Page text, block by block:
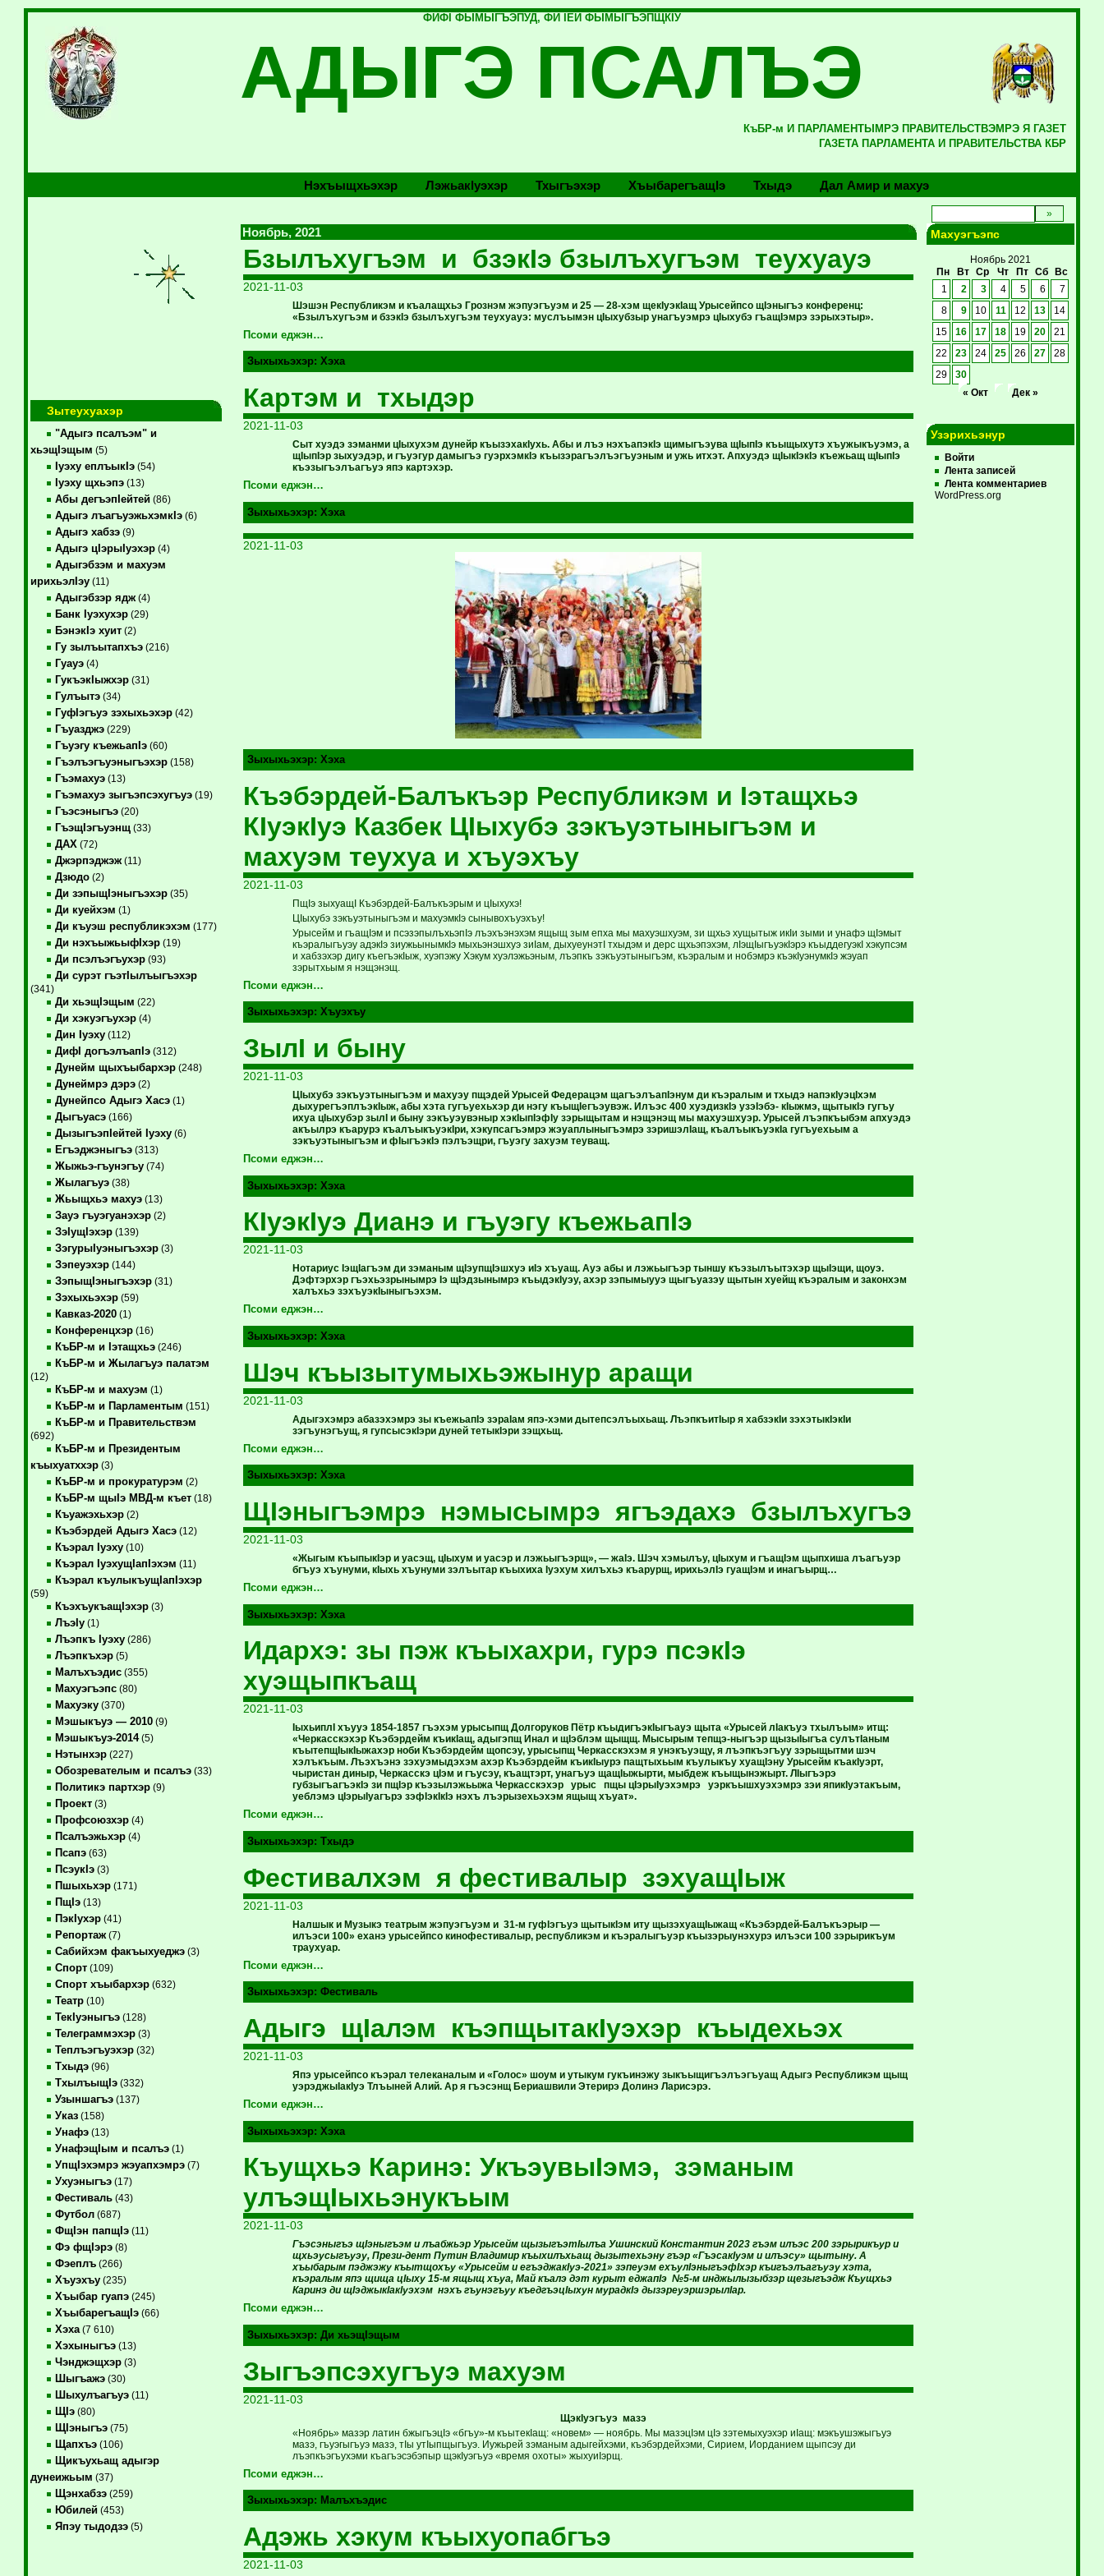
ФИФI ФЫМЫГЪЭПУД, ФИ IЕЙ ФЫМЫГЪЭПЩКIУ
АДЫГЭ ПСАЛЪЭ
КъБР-м И ПАРЛАМЕНТЫМРЭ ПРАВИТЕЛЬСТВЭМРЭ Я ГАЗЕТ
ГАЗЕТА ПАРЛАМЕНТА И ПРАВИТЕЛЬСТВА КБР
Нэхъыщхьэхэр Лэжьакlуэхэр Тхыгъэхэр Хъыбарегъащlэ Тхыдэ Дал Амир и махуэ
Зытеухуахэр
"Адыгэ псалъэм" и
хьэщIэщым (5)
Iуэху еплъыкIэ(54)
Iуэху щхьэпэ(13)
Абы дегъэпIейтей(86)
Адыгэ лъагъуэжьхэмкIэ(6)
Адыгэ хабзэ(9)
Адыгэ цIэрыIуэхэр(4)
Адыгэбзэм и махуэм
ирихьэлIэу(11)
Адыгэбзэр ядж(4)
Банк Iуэхухэр(29)
БэнэкIэ хуит(2)
Гу зылъытапхъэ(216)
Гуауэ(4)
ГукъэкIыжхэр(31)
Гулъытэ(34)
ГуфIэгъуэ зэхыхьэхэр(42)
Гъуазджэ(229)
Гъуэгу къежьапIэ(60)
Гъэлъэгъуэныгъэхэр(158)
Гъэмахуэ(13)
Гъэмахуэ зыгъэпсэхугъуэ(19)
Гъэсэныгъэ(20)
ГъэщIэгъуэнщ(33)
ДАХ (72)
Джэрпэджэж(11)
Дзюдо(2)
Ди зэпыщIэныгъэхэр(35)
Ди куейхэм (1)
Ди къуэш республикэхэм (177)
Ди нэхъыжьыфIхэр(19)
Ди псэлъэгъухэр(93)
Ди сурэт гъэтIылъыгъэхэр
(341)
Ди хьэщIэщым (22)
Ди хэкуэгъухэр(4)
Дин Iуэху(112)
ДифI догъэлъапIэ(312)
Дунейм щыхъыбархэр(248)
Дунеймрэ дэрэ(2)
Дунейпсо Адыгэ Хасэ(1)
Дыгъуасэ(166)
ДызыгъэпIейтей Iуэху(6)
Егъэджэныгъэ(313)
Жыжьэ-гъунэгъу(74)
Жылагъуэ(38)
Жьыщхьэ махуэ(13)
Зауэ гъуэгуанэхэр(2)
ЗэIущIэхэр(139)
ЗэгурыIуэныгъэхэр(3)
Зэпеуэхэр(144)
ЗэпыщIэныгъэхэр(31)
Зэхыхьэхэр(59)
Кавказ-2020(1)
Конференцхэр(16)
КъБР-м и Iэтащхьэ(246)
КъБР-м и Жылагъуэ палатэм
(12)
КъБР-м и махуэм (1)
КъБР-м и Парламентым (151)
КъБР-м и Правительствэм
(692)
КъБР-м и Президентым
къыхуатххэр(3)
КъБР-м и прокуратурэм (2)
КъБР-м щыIэ МВД-м къет(18)
Къуажэхьхэр(2)
Къэбэрдей Адыгэ Хасэ(12)
Къэрал Iуэху(10)
Къэрал IуэхущIапIэхэм (11)
Къэрал къулыкъущIапIэхэр
(59)
КъэхъукъащIэхэр(3)
ЛъэIу(1)
Лъэпкъ Iуэху(286)
Лъэпкъхэр(5)
Малъхъэдис(355)
Махуэгъэпс(80)
Махуэку(370)
Мэшыкъуэ — 2010(9)
Мэшыкъуэ-2014(5)
Нэтынхэр(227)
Обозревателым и псалъэ(33)
Политикэ партхэр(9)
Проект(3)
Профсоюзхэр(4)
Псалъэжьхэр(4)
Псапэ(63)
ПсэукIэ(3)
Пшыхьхэр(171)
ПщIэ(13)
ПэкIухэр(41)
Репортаж(7)
Сабийхэм факъыхуеджэ(3)
Спорт(109)
Спорт хъыбархэр(632)
Театр(10)
ТекIуэныгъэ(128)
Телеграммэхэр(3)
Теплъэгъуэхэр(32)
Тхыдэ(96)
ТхылъыщIэ(332)
Узыншагъэ(137)
Указ(158)
Унафэ(13)
УнафэщIым и псалъэ(1)
УпщIэхэмрэ жэуапхэмрэ(7)
Ухуэныгъэ(17)
Фестиваль(43)
Футбол(687)
ФщIэн папщIэ(11)
Фэ фщIэрэ(8)
Фэеплъ(266)
Хъуэхъу(235)
Хъыбар гуапэ(245)
ХъыбарегъащIэ(66)
Хэха(7 610)
Хэхыныгъэ(13)
Чэнджэщхэр(3)
Шыгъажэ(30)
Шыхулъагъуэ(11)
ЩIэ(80)
ЩIэныгъэ(75)
Щапхъэ(106)
Щикъухьащ адыгэр
дунеижьым (37)
Щэнхабзэ(259)
Юбилей(453)
Япэу тыдодзэ(5)
Ноябрь, 2021
Бзылъхугъэм и бзэкIэ бзылъхугъэм теухуауэ
2021-11-03
Шэшэн Республикэм и къалащхьэ Грознэм жэпуэгъуэм и 25 — 28-хэм щекIуэкIащ Урысейпсо щIэныгъэ конференц:
«Бзылъхугъэм и бзэкIэ бзылъхугъэм теухуауэ: муслъымэн цIыхубзыр унагъуэмрэ цIыхубэ гъащIэмрэ зэрыхэтыр».
Псоми еджэн…
Зыхыхьэхэр: Хэха
Картэм и тхыдэр
2021-11-03
Сыт хуэдэ зэманми цIыхухэм дунейр къызэхакIухь. Абы и лъэ нэхъапэкIэ щимыгъэува щIыпIэ къыщыхутэ хъужыкъуэмэ, а
щIыпIэр зыхуэдэр, и гъуэгур дамыгъэ гуэрхэмкIэ къызэрагъэлъэгъуэным и ужь итхэт. Апхуэдэ щIыкIэкIэ къежьащ щIыпIэ
къэзыгъэлъагъуэ япэ картэхэр.
Псоми еджэн…
Зыхыхьэхэр: Хэха
2021-11-03
Зыхыхьэхэр: Хэха
Къэбэрдей-Балъкъэр Республикэм и Iэтащхьэ
КIуэкIуэ Казбек ЦIыхубэ зэкъуэтыныгъэм и
махуэм теухуа и хъуэхъу
2021-11-03
ПщIэ зыхуащI Къэбэрдей-Балъкъэрым и цIыхухэ!
ЦIыхубэ зэкъуэтыныгъэм и махуэмкIэ сынывохъуэхъу!
Урысейм и гъащIэм и псэзэпылъхьэпIэ лъэхъэнэхэм ящыщ зым епха мы махуэшхуэм, зи щхьэ хущытыж икIи зыми и унафэ щIэмыт
къэралыгъуэу адэкIэ зиужьынымкIэ мыхьэнэшхуэ зиIам, дыхуеунэтI тхыдэм и дерс щхьэпэхэм, лIэщIыгъуэкIэрэ къыддегуэкI хэкупсэм
и хабзэхэр дигу къегъэкIыж, хуэпэжу Хэкум хуэлэжьэным, лъэпкъ зэкъуэтыныгъэм, къэралым и нобэмрэ къэкIуэнумкIэ жэуап
зэрытхьым я нэщэнэщ.
Псоми еджэн…
Зыхыхьэхэр: Хъуэхъу
ЗылI и быну
2021-11-03
ЦIыхубэ зэкъуэтыныгъэм и махуэу пщэдей Урысей Федерацэм щагъэлъапIэнум ди къэралым и тхыдэ напэкIуэцIхэм
дыхурегъэплъэкIыж, абы хэта гугъуехьхэр ди нэгу къыщIегъэувэж. Илъэс 400 хуэдизкIэ узэIэбэ- кIыжмэ, щытыкIэ гугъу
ихуа цIыхубэр зылI и быну зэкъуэувэныр хэкIыпIэфIу зэрыщытам и нэщэнэщ мы махуэшхуэр. Урысей лъэпкъыбэм апхуэдэ
акъылрэ къарурэ къалъыкъуэкIри, хэкупсагъэмрэ жэуаплыныгъэмрэ зэришэлIащ, къалъыкъуэкIа гугъуехьым а
зэкъуэтыныгъэм и фIыгъэкIэ пэлъэщри, гъуэгу захуэм теуващ.
Псоми еджэн…
Зыхыхьэхэр: Хэха
КIуэкIуэ Дианэ и гъуэгу къежьапIэ
2021-11-03
Нотариус IэщIагъэм ди зэманым щIэупщIэшхуэ иIэ хъуащ. Ауэ абы и лэжьыгъэр тыншу къэзылъытэхэр щыIэщи, щоуэ.
Дэфтэрхэр гъэхьэзрынымрэ Iэ щIэдзынымрэ къыдэкIуэу, ахэр зэпымыууэ щыгъуазэу щытын хуейщ къэралым и законхэм
халъхьэ зэхъуэкIыныгъэхэм.
Псоми еджэн…
Зыхыхьэхэр: Хэха
Шэч къызытумыхьэжынур аращи
2021-11-03
Адыгэхэмрэ абазэхэмрэ зы къежьапIэ зэраIам япэ-хэми дытепсэлъыхьащ. ЛъэпкъитIыр я хабзэкIи зэхэтыкIэкIи
зэгъунэгъущ, я гупсысэкIэри дуней тетыкIэри зэщхьщ.
Псоми еджэн…
Зыхыхьэхэр: Хэха
ЩIэныгъэмрэ нэмысымрэ ягъэдахэ бзылъхугъэ
2021-11-03
«Жыгым къыпыкIэр и уасэщ, цIыхум и уасэр и лэжьыгъэрщ», — жаIэ. Шэч хэмылъу, цIыхум и гъащIэм щыпхиша лъагъуэр
бгъуэ хъунуми, кIыхь хъунуми зэлъытар къыхиха Iуэхум хилъхьэ къарурщ, ирихьэлIэ гуащIэм и инагъырщ…
Псоми еджэн…
Зыхыхьэхэр: Хэха
Идархэ: зы пэж къыхахри, гурэ псэкIэ
хуэщыпкъащ
2021-11-03
IыхьиплI хъууэ 1854-1857 гъэхэм урысыпщ Долгоруков Пётр къыдигъэкIыгъауэ щыта «Урысей лIакъуэ тхылъым» итщ:
«Черкасскэхэр Къэбэрдейм къикIащ, адыгэпщ Инал и щIэблэм щыщщ. Мысырым тепщэ-ныгъэр щызыIыгъа сулътIаным
къытепщIыкIыжахэр ноби Къэбэрдейм щопсэу, урысыпщ Черкасскэхэм я унэкъуэщу, я лъэпкъэгъуу зэрыщытми шэч
хэлъкъым. Лъэхъэнэ зэхуэмыдэхэм ахэр Къэбэрдейм къикIыурэ пащтыхьым къулыкъу хуащIэну Урысейм къакIуэрт,
чыристан диныр, Черкасскэ цIэм и гъусэу, къащтэрт, унагъуэ щащIыжырти, мыбдеж къыщынэжырт. ЛIыгъэрэ
губзыгъагъэкIэ зи пщIэр къэзылэжьыжа Черкасскэхэр урыс пщы цIэрыIуэхэмрэ уэркъышхуэхэмрэ зэи япикIуэтакъым,
уеблэмэ цIэрыIуагърэ зэфIэкIкIэ нэхъ лъэрызехьэхэм ящыщ хъуат».
Псоми еджэн…
Зыхыхьэхэр: Тхыдэ
Фестивалхэм я фестивалыр зэхуащIыж
2021-11-03
Налшык и Музыкэ театрым жэпуэгъуэм и 31-м гуфIэгъуэ щытыкIэм иту щызэхуащIыжащ «Къэбэрдей-Балъкъэрыр —
илъэси 100» еханэ урысейпсо кинофестивалыр, республикэм и къэралыгъуэр къызэрыунэхурэ илъэси 100 зэрырикъум
траухуар.
Псоми еджэн…
Зыхыхьэхэр: Фестиваль
Адыгэ щIалэм къэпщытакIуэхэр къыдехьэх
2021-11-03
Япэ урысейпсо къэрал телеканалым и «Голос» шоум и утыкум гукъинэжу зыкъыщигъэлъэгъуащ Адыгэ Республикэм щыщ
уэрэджыIакIуэ Тлъыней Алий. Ар я гъэсэнщ Бериашвили Этерирэ Долинэ Ларисэрэ.
Псоми еджэн…
Зыхыхьэхэр: Хэха
Къущхьэ Каринэ: УкъэувыIэмэ, зэманым
улъэщIыхьэнукъым
2021-11-03
Гъэсэныгъэ щIэныгъэм и лъабжьэр Урысейм щызыгъэтIылъа Ушинский Константин 2023 гъэм илъэс 200 зэрырикъур и
щхьэусыгъуэу, Прези-дент Путин Владимир къыхилъхьащ дызытехьэну гъэр «ГъэсакIуэм и илъэсу» щытыну. А
хъыбарым пэджэжу къытщохъу «Урысейм и егъэджакIуэ-2021» зэпеуэм ехъулIэныгъэфIхэр къигъэлъагъуэу хэта,
къэралым япэ щища цIыху 15-м ящыщ хъуа, Май къалэ дэт курыт еджапIэ №5-м инджылызыбзэр щезыгъэдж Къущхьэ
Каринэ ди щIэджыкIакIуэхэм нэхъ гъунэгъуу къедгъэцIыхун мурадкIэ дызэреуэршэрылIар.
Псоми еджэн…
Зыхыхьэхэр: Ди хьэщIэщым
Зыгъэпсэхугъуэ махуэм
2021-11-03
ЩэкIуэгъуэ мазэ
«Ноябрь» мазэр латин бжыгъэцIэ «бгъу»-м къытекIащ: «новем» — ноябрь. Мы мазэцIэм цIэ зэтемыхуэхэр иIащ: мэкъушэжыгъуэ
мазэ, гъуэгыгъуэ мазэ, тIы утIыпщыгъуэ. Иужьрей зэманым адыгейхэми, къэбэрдейхэми, Сирием, Иорданием щыпсэу ди
лъэпкъэгъухэми къагъэсэбэпыр щэкIуэгъуэ «время охоты» жыхуиIэрщ.
Псоми еджэн…
Зыхыхьэхэр: Малъхъэдис
Адэжь хэкум къыхуопабгъэ
2021-11-03
Махуэгъэпс
Ноябрь 2021
Пн
Вт Ср Чт Пт Сб
Вс
1
2 3 4 5 6 7
8 9 10 11 12 13 14
15 16 17 18 19 20 21
22 23 24 25 26 27 28
29
30
« Окт
Дек »
Узэрихьэнур
Войти
Лента записей
Лента комментариев
WordPress.org